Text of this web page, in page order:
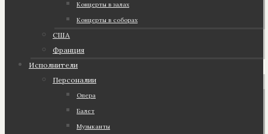
Концерты в залах
Концерты в соборах
США
Франция
Исполнители
Персоналии
Опера
Балет
Музыканты